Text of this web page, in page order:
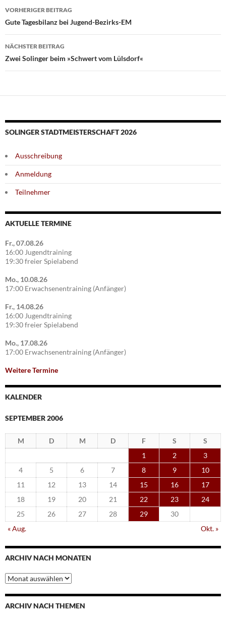
Beitragsnavigation
VORHERIGER BEITRAG
Gute Tagesbilanz bei Jugend-Bezirks-EM
NÄCHSTER BEITRAG
Zwei Solinger beim »Schwert vom Lülsdorf«
SOLINGER STADTMEISTERSCHAFT 2026
Ausschreibung
Anmeldung
Teilnehmer
AKTUELLE TERMINE
Fr., 07.08.26
16:00 Jugendtraining
19:30 freier Spielabend
Mo., 10.08.26
17:00 Erwachsenentraining (Anfänger)
Fr., 14.08.26
16:00 Jugendtraining
19:30 freier Spielabend
Mo., 17.08.26
17:00 Erwachsenentraining (Anfänger)
Weitere Termine
KALENDER
SEPTEMBER 2006
M D M D F S
S
1
2
3
4
5 6 7 8 9
10
11
12 13 14 15 16
17
18
19 20 21 22 23
24
25
26 27 28 29
30
« Aug.
Okt. »
ARCHIV NACH MONATEN
Archiv
nach
Monaten
ARCHIV NACH THEMEN